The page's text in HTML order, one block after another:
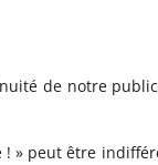
de notre
! » peut être